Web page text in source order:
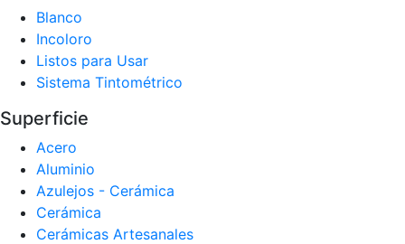
Blanco
Incoloro
Listos para Usar
Sistema Tintométrico
Superficie
Acero
Aluminio
Azulejos - Cerámica
Cerámica
Cerámicas Artesanales